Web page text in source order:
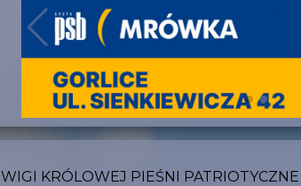
KRÓLOWEJ PIEŚNI